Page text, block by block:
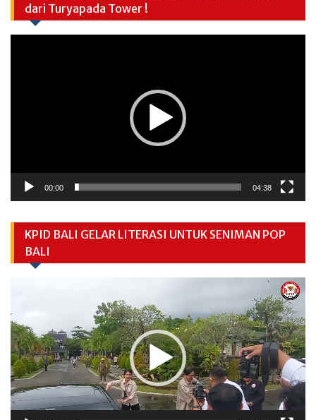
dari Turyapada Tower !
00:00 04:38
KPID BALI GELAR LITERASI UNTUK SENIMAN POP
BALI